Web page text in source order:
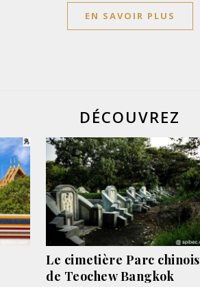
EN SAVOIR PLUS
DÉCOUVREZ
Le cimetière Parc chinois
de Teochew Bangkok